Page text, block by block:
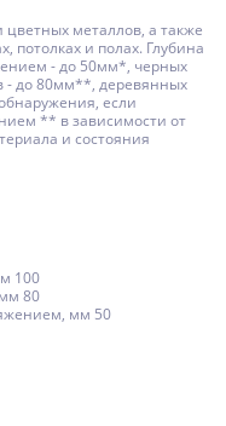
металлов, а также
потолках и полах. Глубина
- до 50мм*, черных
- до 80мм**, деревянных
если
** в зависимости от
и состояния
100
80
мм 50